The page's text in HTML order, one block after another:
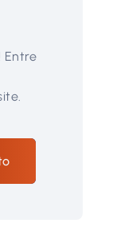
Entre